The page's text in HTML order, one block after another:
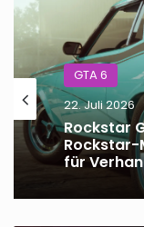
GTA 6
22. Juli 2026
Rockstar
Rockstar-
für